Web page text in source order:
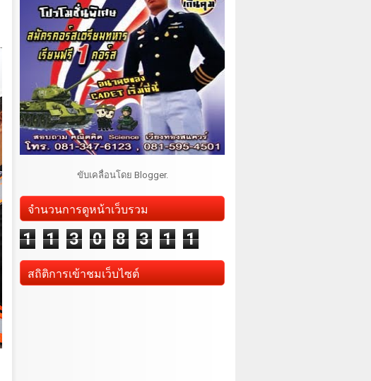
ขับเคลื่อนโดย Blogger.
จำนวนการดูหน้าเว็บรวม
1 1 3 0 8 3 1 1
สถิติการเข้าชมเว็บไซต์